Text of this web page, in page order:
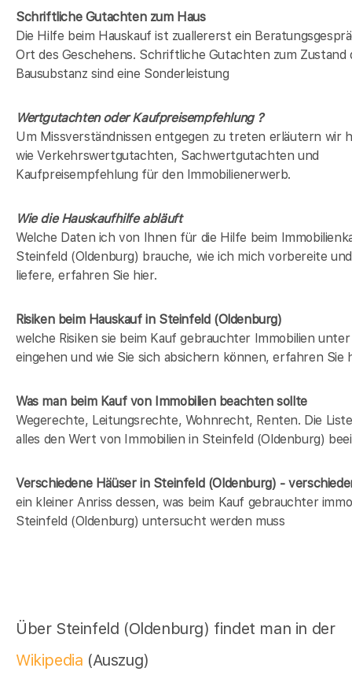
Schriftliche Gutachten zum Haus
Die Hilfe beim Hauskauf ist zuallererst ein
Ort des Geschehens. Schriftliche Gutachten zum Zustand
Bausubstanz sind eine Sonderleistung
Wertgutachten oder Kaufpreisempfehlung ?
Um Missverständnissen entgegen zu treten erläutern wir
wie Verkehrswertgutachten, Sachwertgutachten und
Kaufpreisempfehlung für den Immobilienerwerb.
Wie die Hauskaufhilfe abläuft
Welche Daten ich von Ihnen für die Hilfe beim
Steinfeld (Oldenburg) brauche, wie ich mich vorbereite
liefere, erfahren Sie hier.
Risiken beim Hauskaufin Steinfeld (Oldenburg)
welche Risiken sie beim Kauf gebrauchter Immobilien
eingehen und wie Sie sich absichern können, erfahren Sie
Was man beim Kauf von Immobilien beachten sollte
Wegerechte, Leitungsrechte, Wohnrecht, Renten. Die
alles den Wert von Immobilien in Steinfeld (Oldenburg)
Verschiedene Häüser in Steinfeld (Oldenburg) -
ein kleiner Anriss dessen, was beim Kauf gebrauchter
Steinfeld (Oldenburg) untersucht werden muss
Über Steinfeld (Oldenburg) findet man in der
Wikipedia (Auszug)